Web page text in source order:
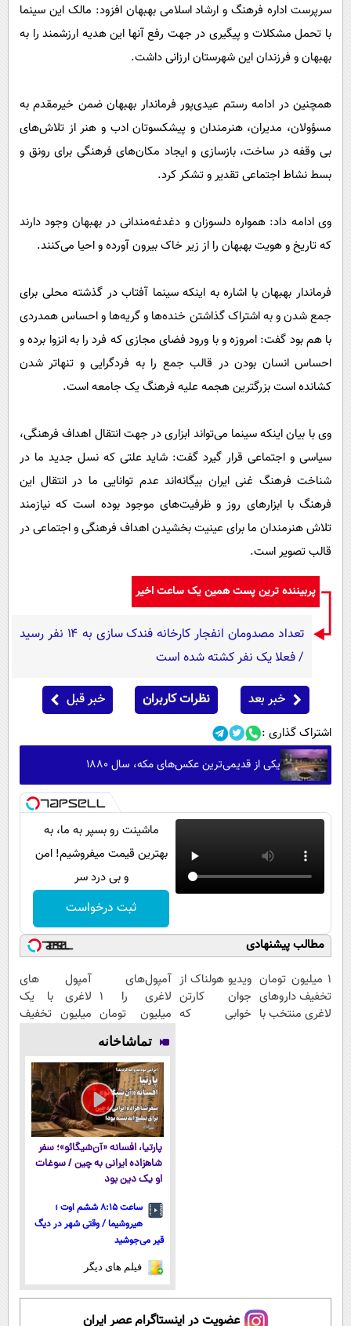
سرپرست اداره فرهنگ و ارشاد اسلامی بهبهان افزود: مالک این سینما
با تحمل مشکلات و پیگیری در جهت رفع آنها این هدیه ارزشمند را به
بهبهان و فرزندان این شهرستان ارزانی داشت.
همچنین در ادامه رستم عیدی‌پور فرماندار بهبهان ضمن خیرمقدم به
مسؤولان، مدیران، هنرمندان و پیشکسوتان ادب و هنر از تلاش‌های
بی وقفه در ساخت، بازسازی و ایجاد مکان‌های فرهنگی برای رونق و
بسط نشاط اجتماعی تقدیر و تشکر کرد.
وی ادامه داد: همواره دلسوزان و دغدغه‌مندانی در بهبهان وجود دارند
که تاریخ و هویت بهبهان را از زیر خاک بیرون آورده و احیا می‌کنند.
فرماندار بهبهان با اشاره به اینکه سینما آفتاب در گذشته محلی برای
جمع‌ شدن و به اشتراک گذاشتن خنده‌ها و گریه‌ها و احساس همدردی
با هم بود گفت: امروزه و با ورود فضای مجازی که فرد را به انزوا برده و
احساس انسان بودن در قالب جمع را به فردگرایی و تنهاتر شدن
کشانده است بزرگترین هجمه علیه فرهنگ یک جامعه است.
وی با بیان اینکه سینما می‌تواند ابزاری در جهت انتقال اهداف فرهنگی،
سیاسی و اجتماعی قرار گیرد گفت: شاید علتی که نسل جدید ما در
شناخت فرهنگ غنی ایران بیگانه‌اند عدم توانایی ما در انتقال این
فرهنگ با ابزارهای روز و ظرفیت‌های موجود بوده است که نیازمند
تلاش هنرمندان ما برای عینیت بخشیدن اهداف فرهنگی و اجتماعی در
قالب تصویر است.
پربیننده ترین پست همین یک ساعت اخیر
تعداد مصدومان انفجار کارخانه فندک سازی به ۱۴ نفر رسید
/ فعلا یک نفر کشته شده است
خبر بعد نظرات کاربران خبر قبل
اشتراک گذاری :
یکی از قدیمی‌ترین عکس‌های مکه، سال ۱۸۸۰
ماشینت رو بسپر به ما، به
بهترین قیمت میفروشیم! امن
و بی درد سر
ثبت درخواست
مطالب پیشنهادی
۱ میلیون تومان
تخفیف داروهای
لاغری منتخب با
ویدیو هولناک از
جوان کارتن
خوابی که
آمپول‌های
لاغری را ۱
میلیون تومان
ارزان‌تر از
همه‌جا بخر!
آمپول های
لاغری با یک
میلیون تخفیف
معتبر
تماشاخانه
پارتیا، افسانه «آن‌شیگائو»؛ سفر
شاهزاده ایرانی به چین / سوغات
او یک دین بود
ساعت ۸:۱۵ ششم اوت ؛
هیروشیما / وقتی شهر در دیگ
قیر می‌جوشید
فیلم های دیگر
عضویت در اینستاگرام عصر ایران